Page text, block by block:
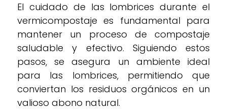
El cuidado de las lombrices durante el
vermicompostaje es fundamental para
mantener un proceso de compostaje
saludable y efectivo. Siguiendo estos
pasos, se asegura un ambiente ideal
para las lombrices, permitiendo que
conviertan los residuos orgánicos en un
valioso abono natural.